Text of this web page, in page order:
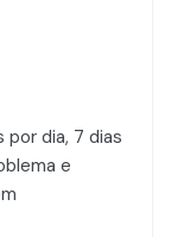
dia, 7 dias
e